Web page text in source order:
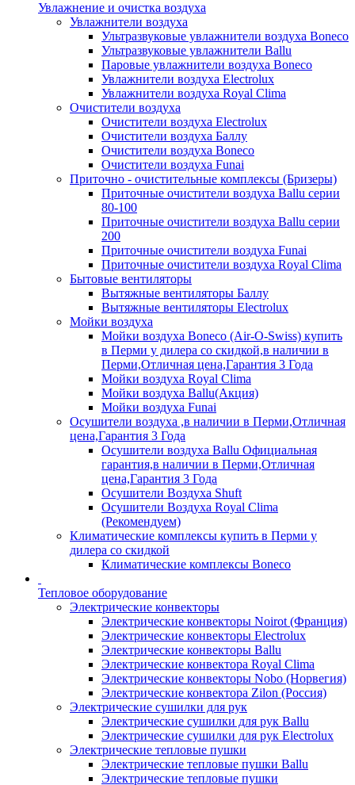
Увлажнение и очистка воздуха
Увлажнители воздуха
Ультразвуковые увлажнители воздуха Boneco
Ультразвуковые увлажнители Ballu
Паровые увлажнители воздуха Boneco
Увлажнители воздуха Electrolux
Увлажнители воздуха Royal Clima
Очистители воздуха
Очистители воздуха Electrolux
Очистители воздуха Баллу
Очистители воздуха Boneco
Очистители воздуха Funai
Приточно - очистительные комплексы (Бризеры)
Приточные очистители воздуха Ballu серии
80-100
Приточные очистители воздуха Ballu серии
200
Приточные очистители воздуха Funai
Приточные очистители воздуха Royal Clima
Бытовые вентиляторы
Вытяжные вентиляторы Баллу
Вытяжные вентиляторы Electrolux
Мойки воздуха
Мойки воздуха Boneco (Air-O-Swiss) купить
в Перми у дилера со скидкой,в наличии в
Перми,Отличная цена,Гарантия 3 Года
Мойки воздуха Royal Clima
Мойки воздуха Ballu(Акция)
Мойки воздуха Funai
Осушители воздуха ,в наличии в Перми,Отличная
цена,Гарантия 3 Года
Осушители воздуха Ballu Официальная
гарантия,в наличии в Перми,Отличная
цена,Гарантия 3 Года
Осушители Воздуха Shuft
Осушители Воздуха Royal Clima
(Рекомендуем)
Климатические комплексы купить в Перми у
дилера со скидкой
Климатические комплексы Boneсo
Тепловое оборудование
Электрические конвекторы
Электрические конвекторы Noirot (Франция)
Электрические конвекторы Electrolux
Электрические конвекторы Ballu
Электрические конвектора Royal Clima
Электрические конвекторы Nobo (Норвегия)
Электрические конвектора Zilon (Россия)
Электрические сушилки для рук
Электрические сушилки для рук Ballu
Электрические сушилки для рук Electrolux
Электрические тепловые пушки
Электрические тепловые пушки Ballu
Электрические тепловые пушки